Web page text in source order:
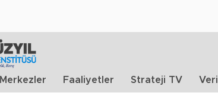
Merkezler Faaliyetler Strateji TV